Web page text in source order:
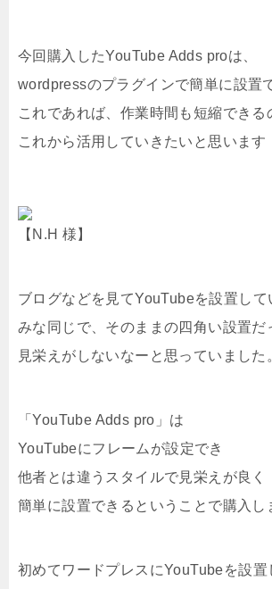
今回購入したYouTube Adds proは、
wordpressのプラグインで簡単に設置
これであれば、作業時間も短縮できる
これから活用していきたいと思います
【N.H 様】
ブログなどを見てYouTubeを設置して
みな同じで、そのままの四角い設置だ
見栄えがしないなーと思っていました
「YouTube Adds pro」は
YouTubeにフレームが設定でき
他者とは違うスタイルで見栄えが良く
簡単に設置できるということで購入し
初めてワードプレスにYouTubeを設置